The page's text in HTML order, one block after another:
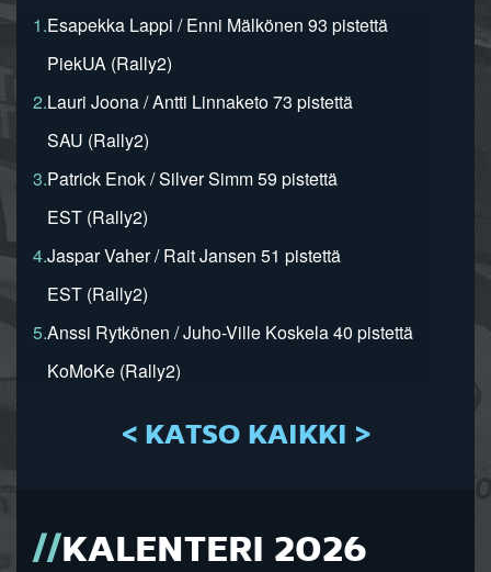
1.Esapekka Lappi / Enni Mälkönen 93 pistettä
PiekUA (Rally2)
2.Lauri Joona / Antti Linnaketo 73 pistettä
SAU (Rally2)
3.Patrick Enok / Silver Simm 59 pistettä
EST (Rally2)
4.Jaspar Vaher / Rait Jansen 51 pistettä
EST (Rally2)
5.Anssi Rytkönen / Juho-Ville Koskela 40 pistettä
KoMoKe (Rally2)
< KATSO KAIKKI >
KALENTERI 2026